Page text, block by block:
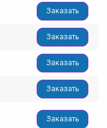
Заказать
Заказать
Заказать
Заказать
Заказать